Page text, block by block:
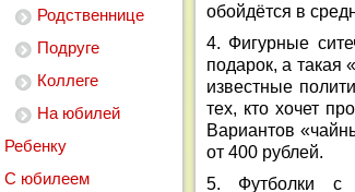
Родственнице
Подруге
Коллеге
На юбилей
Ребенку
С юбилеем
обойдётся в
4. Фигурные
подарок, а
известные
тех, кто хочет
Вариантов
от 400 рублей.
5. Футболки с